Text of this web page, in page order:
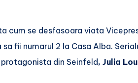
cum se desfasoara viata
sa fii numarul 2 la Casa Alba.
din Seinfeld, Julia